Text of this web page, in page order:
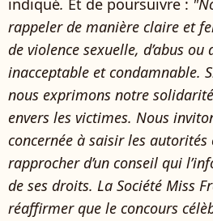
indiqué. Et de poursuivre :
rappeler de manière claire et
de violence sexuelle, d’abus
inacceptable et condamnable.
nous exprimons notre
envers les victimes. Nous
concernée à saisir les autorités
rapprocher d’un conseil qui
de ses droits. La Société Miss
réaffirmer que le concours